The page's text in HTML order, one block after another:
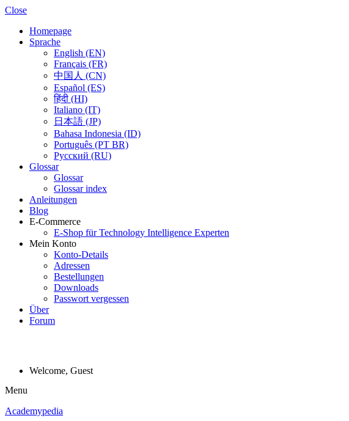
Close
Homepage
Sprache
English (EN)
Français (FR)
中国人 (CN)
Español (ES)
हिंदी (HI)
Italiano (IT)
日本語 (JP)
Bahasa Indonesia (ID)
Português (PT BR)
Pусский (RU)
Glossar
Glossar
Glossar index
Anleitungen
Blog
E-Commerce
E-Shop für Technology Intelligence Experten
Mein Konto
Konto-Details
Adressen
Bestellungen
Downloads
Passwort vergessen
Über
Forum
Welcome, Guest
Menu
Academypedia